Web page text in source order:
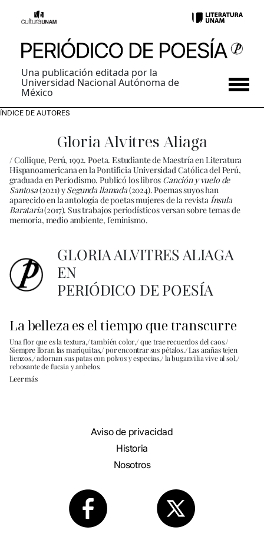
Una publicación editada por la
Universidad Nacional Autónoma de
México
ÍNDICE DE AUTORES
Gloria Alvitres Aliaga
/ Collique, Perú, 1992. Poeta. Estudiante de Maestría en Literatura
Hispanoamericana en la Pontificia Universidad Católica del Perú,
graduada en Periodismo. Publicó los libros Canción y vuelo de
Santosa(2021) ySegunda llamada(2024). Poemas suyos han
aparecido en la antología de poetas mujeres de la revistaÍnsula
Barataria(2017). Sus trabajos periodísticos versan sobre temas de
memoria, medio ambiente, feminismo.
GLORIA ALVITRES ALIAGA
EN
PERIÓDICO DE POESÍA
La belleza es el tiempo que transcurre
Una flor que es la textura,/ también color,/ que trae recuerdos del caos./
Siempre lloran las mariquitas,/ por encontrar sus pétalos./ Las arañas tejen
lienzos,/ adornan sus patas con polvos y especias,/ la buganvilia vive al sol,/
rebosante de fucsia y anhelos.
Leer más
Aviso de privacidad
Historia
Nosotros